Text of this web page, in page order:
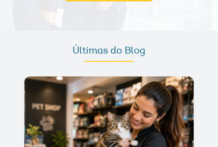
Últimas do Blog